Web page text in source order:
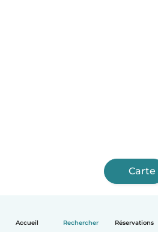
Accueil Rechercher Réservations
Carte